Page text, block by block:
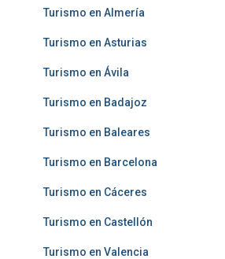
Turismo en Almería
Turismo en Asturias
Turismo en Ávila
Turismo en Badajoz
Turismo en Baleares
Turismo en Barcelona
Turismo en Cáceres
Turismo en Castellón
Turismo en Valencia